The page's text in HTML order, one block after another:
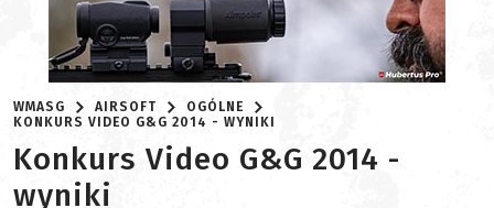
WMASG AIRSOFT
OGÓLNE
KONKURS VIDEO G&G 2014 - WYNIKI
Konkurs Video G&G 2014 -
wyniki